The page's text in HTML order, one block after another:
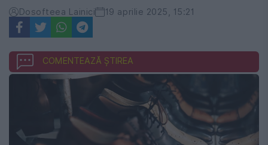
Dosofteea Lainici 19 aprilie 2025, 15:21
COMENTEAZĂ ȘTIREA